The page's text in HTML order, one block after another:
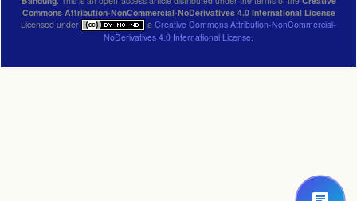
Commons Attribution-NonCommercial-NoDerivatives 4.0 International License
Licensed under
a Creative Commons Attribution-NonCommercial-
NoDerivatives 4.0 International License.